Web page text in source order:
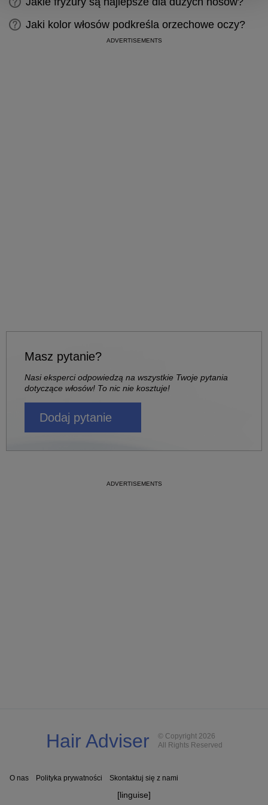
Jaki kolor włosów podkreśla orzechowe oczy?
Masz pytanie?
Nasi eksperci odpowiedzą na wszystkie Twoje pytania
dotyczące włosów! To nic nie kosztuje!
Dodaj pytanie
Hair Adviser
© Copyright 2026
All Rights Reserved
O nas Polityka prywatności Skontaktuj się z nami
[linguise]